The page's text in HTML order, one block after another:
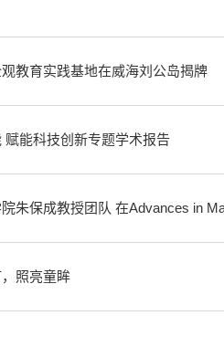
教育实践基地在威海刘公岛揭牌
赋能科技创新专题学术报告
朱保成教授团队 在Advances in
照亮童眸